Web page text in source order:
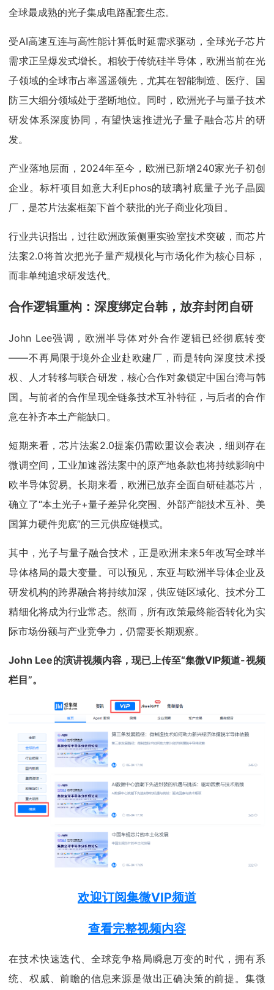
全球最成熟的光子集成电路配套生态。
受AI高速互连与高性能计算低时延需求驱动，全球光子芯片
需求正呈爆发式增长。相较于传统硅半导体，欧洲当前在光
子领域的全球市占率遥遥领先，尤其在智能制造、医疗、国
防三大细分领域处于垄断地位。同时，欧洲光子与量子技术
研发体系深度协同，有望快速推进光子量子融合芯片的研
发。
产业落地层面，2024年至今，欧洲已新增240家光子初创
企业。标杆项目如意大利Ephos的玻璃衬底量子光子晶圆
厂，是芯片法案框架下首个获批的光子商业化项目。
行业共识指出，过往欧洲政策侧重实验室技术突破，而芯片
法案2.0将首次把光子量产规模化与市场化作为核心目标，
而非单纯追求研发迭代。
合作逻辑重构：深度绑定台韩，放弃封闭自研
John Lee强调，欧洲半导体对外合作逻辑已经彻底转变
——不再局限于境外企业赴欧建厂，而是转向深度技术授
权、人才转移与联合研发，核心合作对象锁定中国台湾与韩
国。与前者的合作呈现全链条技术互补特征，与后者的合作
意在补齐本土产能缺口。
短期来看，芯片法案2.0提案仍需欧盟议会表决，细则存在
微调空间，工业加速器法案中的原产地条款也将持续影响中
欧半导体贸易。长期来看，欧洲已放弃全面自研硅基芯片，
确立了“本土光子+量子差异化突围、外部产能技术互补、美
国算力硬件兜底”的三元供应链模式。
其中，光子与量子融合技术，正是欧洲未来5年改写全球半
导体格局的最大变量。可以预见，东亚与欧洲半导体企业及
研发机构的跨界融合将持续加深，供应链区域化、技术分工
精细化将成为行业常态。然而，所有政策最终能否转化为实
际市场份额与产业竞争力，仍需要长期观察。
John Lee的演讲视频内容，现已上传至“集微VIP频道-视频
栏目”。
欢迎订阅集微VIP频道
查看完整视频内容
在技术快速迭代、全球竞争格局瞬息万变的时代，拥有系
统、权威、前瞻的信息来源是做出正确决策的前提。集微